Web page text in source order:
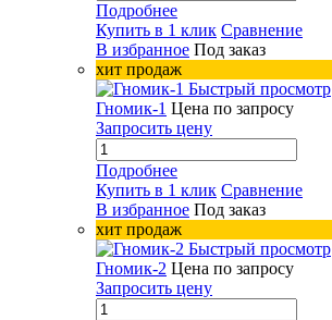
Подробнее
Купить в 1 клик Сравнение
В избранное Под заказ
хит продаж
Быстрый просмотр
Гномик-1 Цена по запросу
Запросить цену
Подробнее
Купить в 1 клик Сравнение
В избранное Под заказ
хит продаж
Быстрый просмотр
Гномик-2 Цена по запросу
Запросить цену